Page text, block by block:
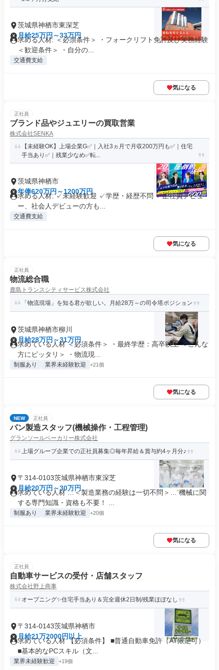
茨城県神栖市東深芝
月給25万円～33万円
求める人材: ＜必須条件＞ ・フォークリフト免許及び実務経験
＜歓迎条件＞ ・自分の...
交通費支給
気になる
正社員
ブランド品やジュエリーの買取営業
株式会社SENKA
【未経験OK】上場企業G✅｜入社3ヵ月で月収200万円も✅｜住宅
手当あり✅｜残業少なめ✅転...
茨城県神栖市
年俸620万円～1200万円
求める人材: ✓未経験歓迎 ✓学歴・経歴不問 ✓正社員デビュ
ー、社会人デビューの方も...
交通費支給
気になる
正社員
物流総合職
鹿島トランスシティサービス株式会社
「物流現場」を知る君が欲しい。月給28万～の司令塔ポジション
茨城県神栖市柳川
月給28万円～31万円
求めている人材 ＜必須条件＞ ・最終学歴：高卒以上 ＜こんな
方にピッタリ＞ ・物流現...
制服あり 業界未経験歓迎 +21個
気になる
NEW 正社員
パン製造スタッフ(機械操作・工程管理)
グランソールベーカリー株式会社
上場グループ企業での正社員募集◎毎年昇給＆賞与約4ヶ月分♪
〒314-0103茨城県神栖市東深芝
月給20万円～30万円
求めている人材 …＜製造業務の経験は一切不問＞… 機械に関
する専門知識・資格も不要！ ...
制服あり 業界未経験歓迎 +20個
気になる
正社員
自動車サービスの受付・店舗スタッフ
株式会社野上商事
オープニング✨住宅手当あり＆完全週休2日制/残業ほぼなし
〒314-0143茨城県神栖市
月給21万2000円以上
求めている人材 【必須条件】 ■普通自動車免許（AT限定可）
■基本的なPCスキル（文...
業界未経験歓迎 +19個